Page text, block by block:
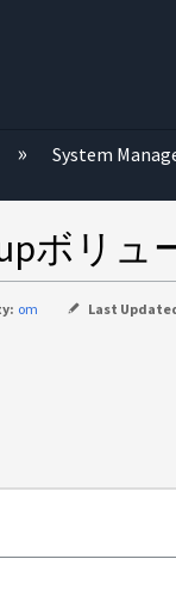
System
ボリ
om Last